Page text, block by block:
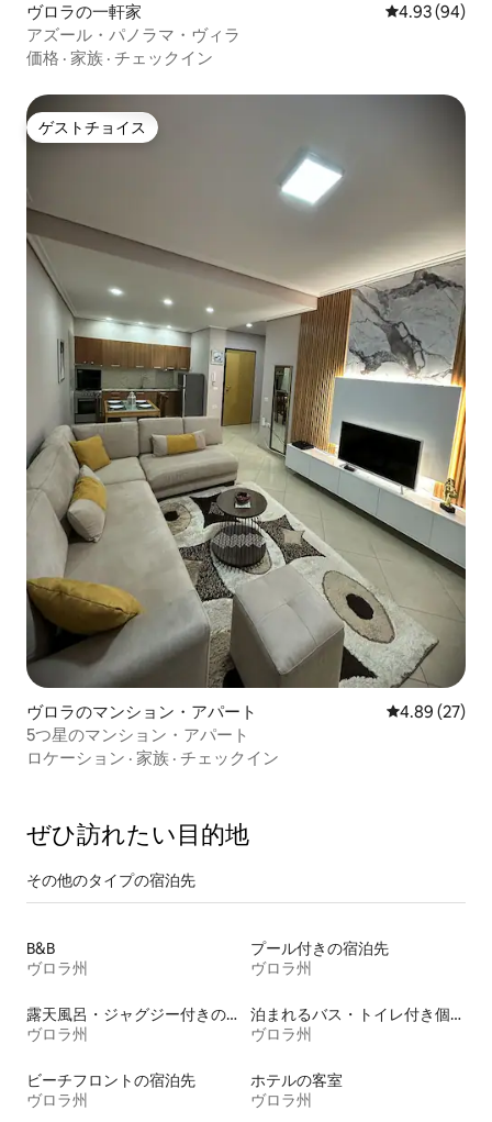
ヴロラの一軒家 レビュー94
4.93 (94)
アズール・パノラマ・ヴィラ
価格 · 家族 · チェックイン
ゲストチョイス
ゲストチョイス
ヴロラのマンション・アパート レビュー27
4.89 (27)
5つ星のマンション・アパート
ロケーション · 家族 · チェックイン
ぜひ訪⁠れ⁠た⁠い目⁠的⁠地
その他のタ⁠イ⁠プ⁠の宿⁠泊⁠先
B&B
ヴロラ州
プール付きの宿泊先
ヴロラ州
露天風呂・ジャグジー付きの宿泊施設
ヴロラ州
泊まれるバス・トイレ付き個室
ヴロラ州
ビーチフロントの宿泊先
ヴロラ州
ホテルの客室
ヴロラ州